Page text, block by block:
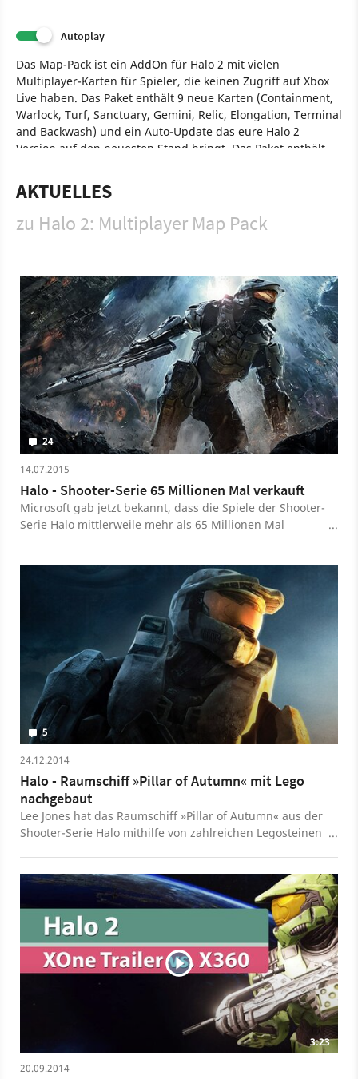
Autoplay
Das Map-Pack ist ein AddOn für Halo 2 mit vielen
Multiplayer-Karten für Spieler, die keinen Zugriff auf Xbox
Live haben. Das Paket enthält 9 neue Karten (Containment,
Warlock, Turf, Sanctuary, Gemini, Relic, Elongation, Terminal
and Backwash) und ein Auto-Update das eure Halo 2
Version auf den neuesten Stand bringt. Das Paket enthält
the-Scenes Dokumentation mit vielen Interviews.
Spiel Xbox Xbox Action
Ego-Shooter
Halo 2: Multiplayer Map Pack
Shooter
AKTUELLES
zu Halo 2: Multiplayer Map Pack
24
14.07.2015
Halo - Shooter-Serie 65 Millionen Mal verkauft
Microsoft gab jetzt bekannt, dass die Spiele der Shooter-
Serie Halo mittlerweile mehr als 65 Millionen Mal
5
24.12.2014
Halo - Raumschiff »Pillar of Autumn« mit Lego
nachgebaut
Lee Jones hat das Raumschiff »Pillar of Autumn« aus der
Shooter-Serie Halo mithilfe von zahlreichen Legosteinen
3:23
20.09.2014